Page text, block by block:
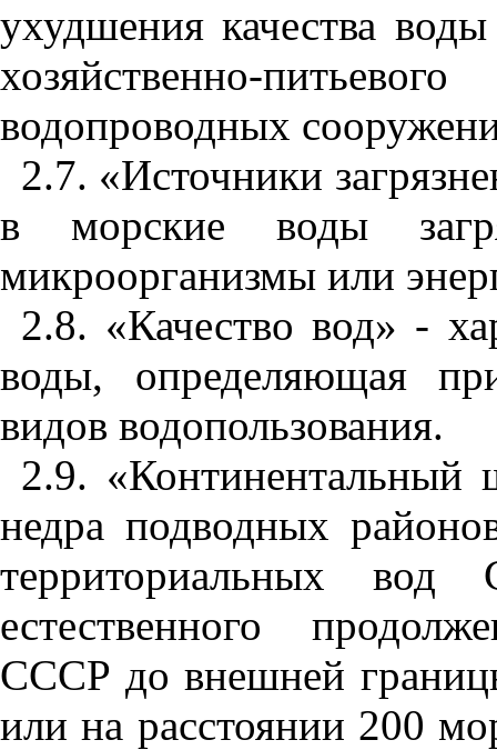
ухудшения качества
хозяйственно-питьевого
водопроводных
2.7. «Источники
в морские воды заг
микроорганизмы или эне
2.8. «Качество вод» -
воды, определяющая
видов водопользования.
2.9. «Континентальный
недра подводных
территориальных вод
естественного
СССР до внешней
или на расстоянии 200